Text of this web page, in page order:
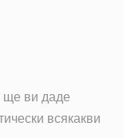
ще ви даде
всякакви